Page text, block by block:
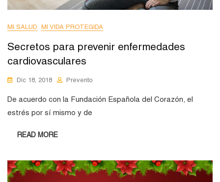
MI SALUD MI VIDA PROTEGIDA
Secretos para prevenir enfermedades
cardiovasculares
Dic 18, 2018 Prevento
De acuerdo con la Fundación Española del Corazón, el
estrés por sí mismo y de
READ MORE